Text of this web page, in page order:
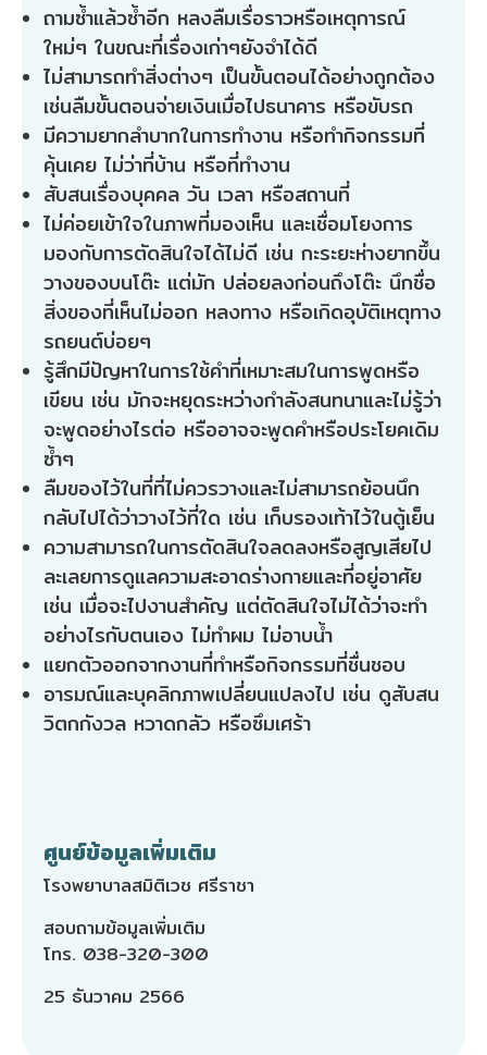
ถามซ้ำแล้วซ้ำอีก หลงลืมเรื่อราวหรือเหตุการณ์
ใหม่ๆ ในขณะที่เรื่องเก่าๆยังจำได้ดี
ไม่สามารถทำสิ่งต่างๆ เป็นขั้นตอนได้อย่างถูกต้อง
เช่นลืมขั้นตอนจ่ายเงินเมื่อไปธนาคาร หรือขับรถ
มีความยากลำบากในการทำงาน หรือทำกิจกรรมที่
คุ้นเคย ไม่ว่าที่บ้าน หรือที่ทำงาน
สับสนเรื่องบุคคล วัน เวลา หรือสถานที่
ไม่ค่อยเข้าใจในภาพที่มองเห็น และเชื่อมโยงการ
มองกับการตัดสินใจได้ไม่ดี เช่น กะระยะห่างยากขึ้น
วางของบนโต๊ะ แต่มัก ปล่อยลงก่อนถึงโต๊ะ นึกชื่อ
สิ่งของที่เห็นไม่ออก หลงทาง หรือเกิดอุบัติเหตุทาง
รถยนต์บ่อยๆ
รู้สึกมีปัญหาในการใช้คำที่เหมาะสมในการพูดหรือ
เขียน เช่น มักจะหยุดระหว่างกำลังสนทนาและไม่รู้ว่า
จะพูดอย่างไรต่อ หรืออาจจะพูดคำหรือประโยคเดิม
ซ้ำๆ
ลืมของไว้ในที่ที่ไม่ควรวางและไม่สามารถย้อนนึก
กลับไปได้ว่าวางไว้ที่ใด เช่น เก็บรองเท้าไว้ในตู้เย็น
ความสามารถในการตัดสินใจลดลงหรือสูญเสียไป
ละเลยการดูแลความสะอาดร่างกายและที่อยู่อาศัย
เช่น เมื่อจะไปงานสำคัญ แต่ตัดสินใจไม่ได้ว่าจะทำ
อย่างไรกับตนเอง ไม่ทำผม ไม่อาบน้ำ
แยกตัวออกจากงานที่ทำหรือกิจกรรมที่ชื่นชอบ
อารมณ์และบุคลิกภาพเปลี่ยนแปลงไป เช่น ดูสับสน
วิตกกังวล หวาดกลัว หรือซึมเศร้า
ศูนย์ข้อมูลเพิ่มเติม
โรงพยาบาลสมิติเวช ศรีราชา
สอบถามข้อมูลเพิ่มเติม
โทร. 038-320-300
25 ธันวาคม 2566